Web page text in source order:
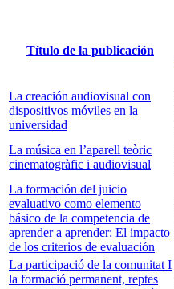
Título de la publicación
La creación audiovisual con
dispositivos móviles en la
universidad
La música en l’aparell teòric
cinematogràfic i audiovisual
La formación del juicio
evaluativo como elemento
básico de la competencia de
aprender a aprender: El impacto
de los criterios de evaluación
La participació de la comunitat I
la formació permanent, reptes